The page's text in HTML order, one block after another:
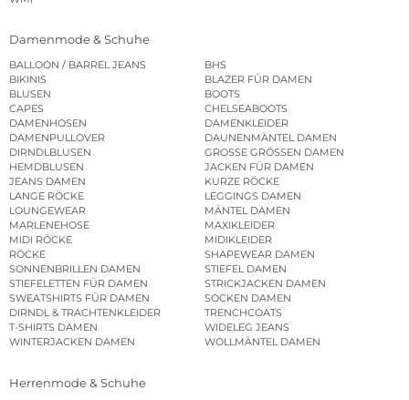
Damenmode & Schuhe
BALLOON / BARREL JEANS
BHS
BIKINIS
BLAZER FÜR DAMEN
BLUSEN
BOOTS
CAPES
CHELSEABOOTS
DAMENHOSEN
DAMENKLEIDER
DAMENPULLOVER
DAUNENMÄNTEL DAMEN
DIRNDLBLUSEN
GROSSE GRÖSSEN DAMEN
HEMDBLUSEN
JACKEN FÜR DAMEN
JEANS DAMEN
KURZE RÖCKE
LANGE RÖCKE
LEGGINGS DAMEN
LOUNGEWEAR
MÄNTEL DAMEN
MARLENEHOSE
MAXIKLEIDER
MIDI RÖCKE
MIDIKLEIDER
RÖCKE
SHAPEWEAR DAMEN
SONNENBRILLEN DAMEN
STIEFEL DAMEN
STIEFELETTEN FÜR DAMEN
STRICKJACKEN DAMEN
SWEATSHIRTS FÜR DAMEN
SOCKEN DAMEN
DIRNDL & TRACHTENKLEIDER
TRENCHCOATS
T-SHIRTS DAMEN
WIDELEG JEANS
WINTERJACKEN DAMEN
WOLLMÄNTEL DAMEN
Herrenmode & Schuhe